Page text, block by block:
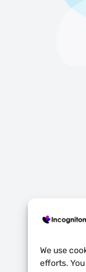
We use
efforts.